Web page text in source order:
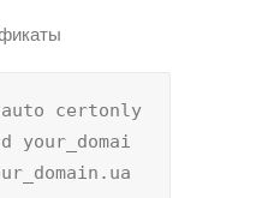
certonly
your_domai